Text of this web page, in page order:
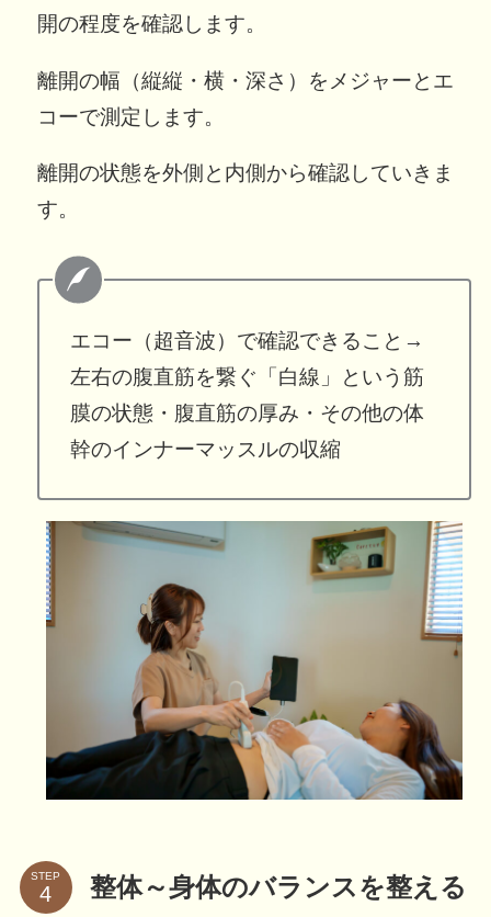
開の程度を確認します。
離開の幅（縦縦・横・深さ）をメジャーとエ
コーで測定します。
離開の状態を外側と内側から確認していきま
す。
エコー（超音波）で確認できること→
左右の腹直筋を繋ぐ「白線」という筋
膜の状態・腹直筋の厚み・その他の体
幹のインナーマッスルの収縮
STEP 整体～身体のバランスを整える